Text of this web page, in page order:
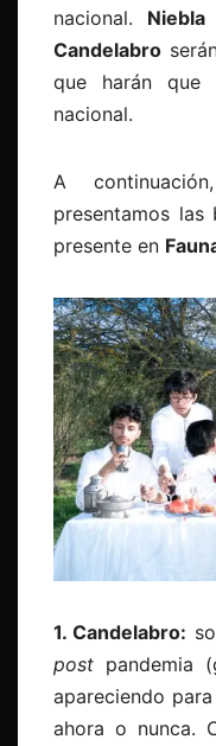
nacional. Niebla
Candelabro
que harán que
nacional.
A
presentamos las
presente en
1.Candelabro:
post pandemia
apareciendo
ahora o nunca.